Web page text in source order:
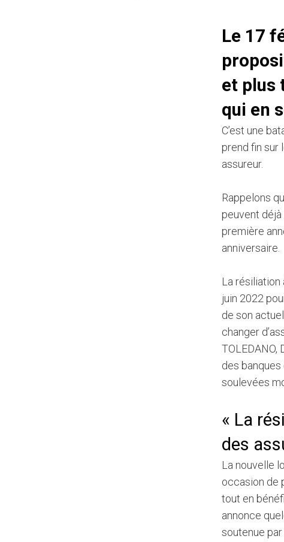
Le 17
et plus
qui en
C’est une
prend fin sur
assureur.
Rappelons
peuvent
première
anniversaire.
La
juin 2022
de son
changer
des
soulevées
« La
des
La nouvelle
occasion de
tout en
annonce
soutenue